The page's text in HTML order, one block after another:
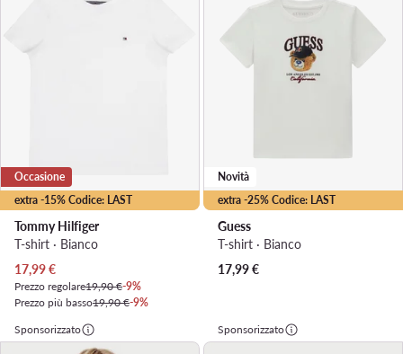
extra -15% Codice: LAST
Occasione
Tommy Hilfiger
T-shirt · Bianco
Prezzo attuale
17,99€
Prezzo regolare19,90 €-9%
Prezzo più basso19,90 €-9%
extra -25% Codice: LAST
Novità
Guess
T-shirt · Bianco
17,99€
Sponsorizzato Sponsorizzato